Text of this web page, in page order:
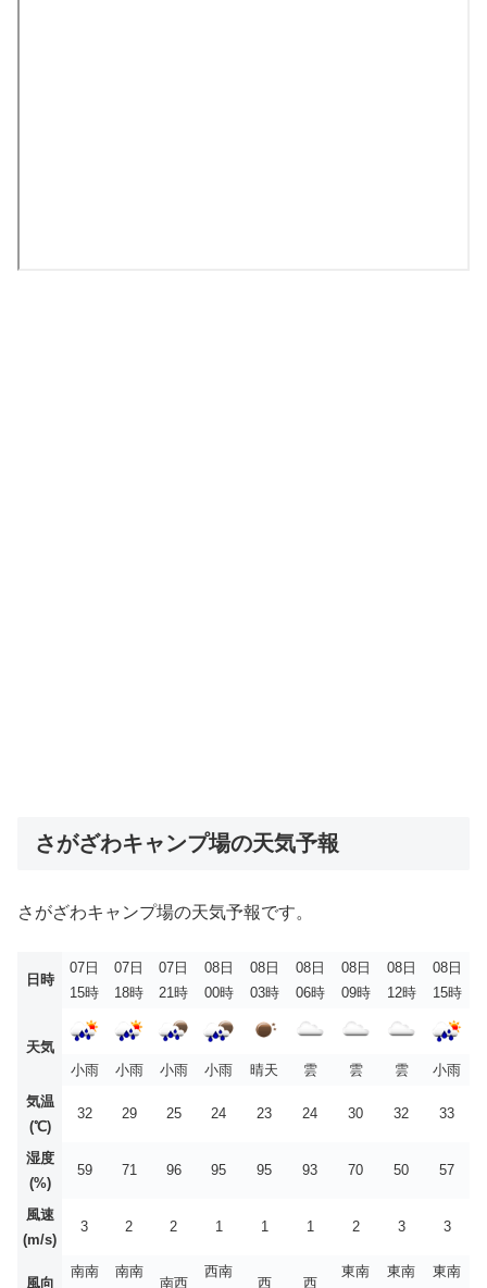
さがざわキャンプ場の天気予報
さがざわキャンプ場の天気予報です。
日時
07日
15時
07日
18時
07日
21時
08日
00時
08日
03時
08日
06時
08日
09時
08日
12時
08日
15時
天気
小雨
小雨 小雨 小雨 晴天 雲 雲 雲
小雨
気温
(℃)
32 29 25 24 23 24 30 32 33
湿度
(%)
59 71 96 95 95 93 70 50 57
風速
(m/s)
3 2 2 1 1 1 2 3 3
風向
南南 南南
南西
西南
西 西
東南 東南 東南